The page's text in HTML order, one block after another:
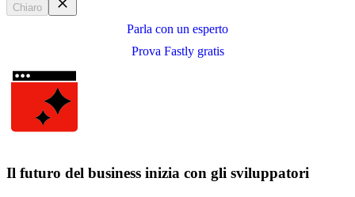
Chiaro
Parla con un esperto
Prova Fastly gratis
Il futuro del business inizia con gli sviluppatori